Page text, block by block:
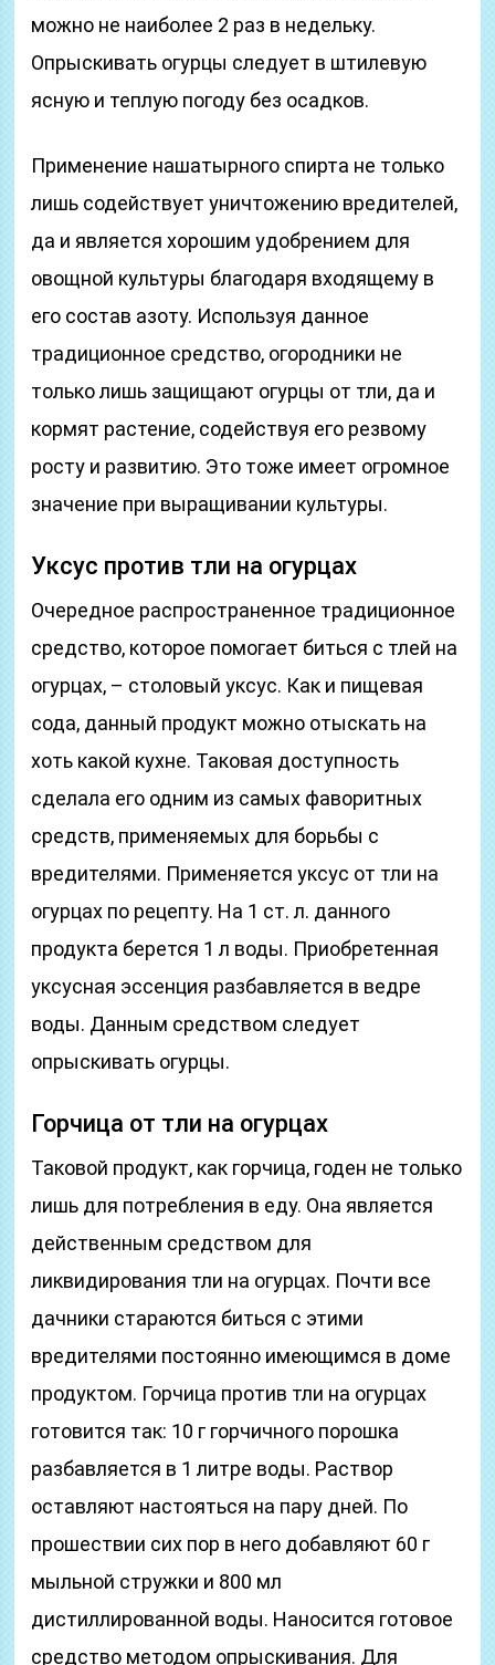
можно не наиболее 2 раз в недельку.
Опрыскивать огурцы следует в штилевую
ясную и теплую погоду без осадков.
Применение нашатырного спирта не только
лишь содействует уничтожению вредителей,
да и является хорошим удобрением для
овощной культуры благодаря входящему в
его состав азоту. Используя данное
традиционное средство, огородники не
только лишь защищают огурцы от тли, да и
кормят растение, содействуя его резвому
росту и развитию. Это тоже имеет огромное
значение при выращивании культуры.
Уксус против тли на огурцах
Очередное распространенное традиционное
средство, которое помогает биться с тлей на
огурцах, – столовый уксус. Как и пищевая
сода, данный продукт можно отыскать на
хоть какой кухне. Таковая доступность
сделала его одним из самых фаворитных
средств, применяемых для борьбы с
вредителями. Применяется уксус от тли на
огурцах по рецепту. На 1 ст. л. данного
продукта берется 1 л воды. Приобретенная
уксусная эссенция разбавляется в ведре
воды. Данным средством следует
опрыскивать огурцы.
Горчица от тли на огурцах
Таковой продукт, как горчица, годен не только
лишь для потребления в еду. Она является
действенным средством для
ликвидирования тли на огурцах. Почти все
дачники стараются биться с этими
вредителями постоянно имеющимся в доме
продуктом. Горчица против тли на огурцах
готовится так: 10 г горчичного порошка
разбавляется в 1 литре воды. Раствор
оставляют настояться на пару дней. По
прошествии сих пор в него добавляют 60 г
мыльной стружки и 800 мл
дистиллированной воды. Наносится готовое
средство методом опрыскивания. Для